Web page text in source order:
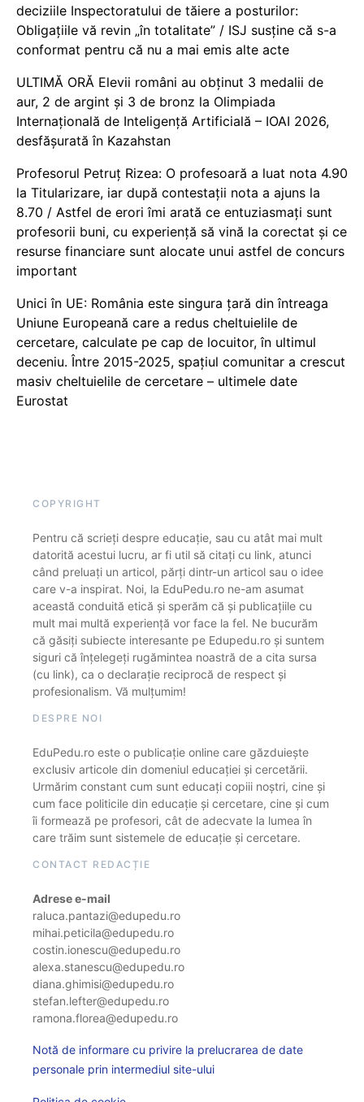
deciziile Inspectoratului de tăiere a posturilor:
Obligațiile vă revin „în totalitate” / ISJ susține că s-a
conformat pentru că nu a mai emis alte acte
ULTIMĂ ORĂ Elevii români au obținut 3 medalii de
aur, 2 de argint și 3 de bronz la Olimpiada
Internațională de Inteligență Artificială – IOAI 2026,
desfășurată în Kazahstan
Profesorul Petruț Rizea: O profesoară a luat nota 4.90
la Titularizare, iar după contestații nota a ajuns la
8.70 / Astfel de erori îmi arată ce entuziasmați sunt
profesorii buni, cu experiență să vină la corectat și ce
resurse financiare sunt alocate unui astfel de concurs
important
Unici în UE: România este singura țară din întreaga
Uniune Europeană care a redus cheltuielile de
cercetare, calculate pe cap de locuitor, în ultimul
deceniu. Între 2015-2025, spațiul comunitar a crescut
masiv cheltuielile de cercetare – ultimele date
Eurostat
COPYRIGHT
Pentru că scrieți despre educație, sau cu atât mai mult
datorită acestui lucru, ar fi util să citați cu link, atunci
când preluați un articol, părți dintr-un articol sau o idee
care v-a inspirat. Noi, la EduPedu.ro ne-am asumat
această conduită etică și sperăm că și publicațiile cu
mult mai multă experiență vor face la fel. Ne bucurăm
că găsiți subiecte interesante pe Edupedu.ro și suntem
siguri că înțelegeți rugămintea noastră de a cita sursa
(cu link), ca o declarație reciprocă de respect și
profesionalism. Vă mulțumim!
DESPRE NOI
EduPedu.ro este o publicație online care găzduiește
exclusiv articole din domeniul educației și cercetării.
Urmărim constant cum sunt educați copiii noștri, cine și
cum face politicile din educație și cercetare, cine și cum
îi formează pe profesori, cât de adecvate la lumea în
care trăim sunt sistemele de educație și cercetare.
CONTACT REDACȚIE
Adrese e-mail
raluca.pantazi@edupedu.ro
mihai.peticila@edupedu.ro
costin.ionescu@edupedu.ro
alexa.stanescu@edupedu.ro
diana.ghimisi@edupedu.ro
stefan.lefter@edupedu.ro
ramona.florea@edupedu.ro
Notă de informare cu privire la prelucrarea de date
personale prin intermediul site-ului